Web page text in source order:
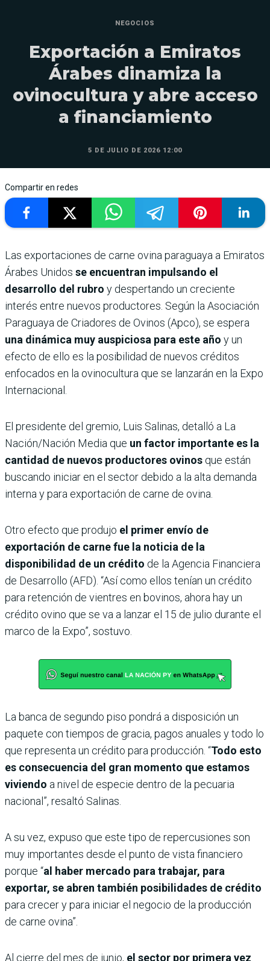
NEGOCIOS
Exportación a Emiratos
Árabes dinamiza la
ovinocultura y abre acceso
a financiamiento
5 DE JULIO DE 2026 12:00
Compartir en redes
Las exportaciones de carne ovina paraguaya a Emiratos
Árabes Unidos se encuentran impulsando el
desarrollo del rubro y despertando un creciente
interés entre nuevos productores. Según la Asociación
Paraguaya de Criadores de Ovinos (Apco), se espera
una dinámica muy auspiciosa para este año y un
efecto de ello es la posibilidad de nuevos créditos
enfocados en la ovinocultura que se lanzarán en la Expo
Internacional.
El presidente del gremio, Luis Salinas, detalló a La
Nación/Nación Media que un factor importante es la
cantidad de nuevos productores ovinos que están
buscando iniciar en el sector debido a la alta demanda
interna y para exportación de carne de ovina.
Otro efecto que produjo el primer envío de
exportación de carne fue la noticia de la
disponibilidad de un crédito de la Agencia Financiera
de Desarrollo (AFD). “Así como ellos tenían un crédito
para retención de vientres en bovinos, ahora hay un
crédito ovino que se va a lanzar el 15 de julio durante el
marco de la Expo”, sostuvo.
La banca de segundo piso pondrá a disposición un
paquete con tiempos de gracia, pagos anuales y todo lo
que representa un crédito para producción. “Todo esto
es consecuencia del gran momento que estamos
viviendo a nivel de especie dentro de la pecuaria
nacional”, resaltó Salinas.
A su vez, expuso que este tipo de repercusiones son
muy importantes desde el punto de vista financiero
porque “al haber mercado para trabajar, para
exportar, se abren también posibilidades de crédito
para crecer y para iniciar el negocio de la producción
de carne ovina”.
Al cierre del mes de junio, el sector por primera vez